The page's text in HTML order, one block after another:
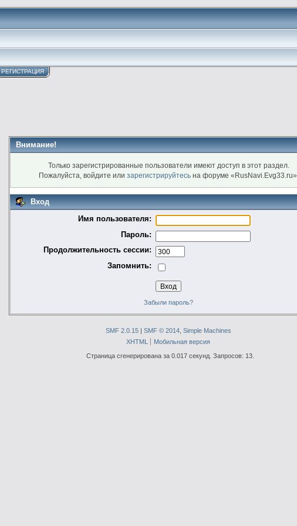
РЕГИСТРАЦИЯ
Внимание!
Только зарегистрированные пользователи имеют доступ в этот раздел.
Пожалуйста, войдите или зарегистрируйтесьна форуме «RusNavi.Evg33.ru».
Вход
Имя пользователя:
Пароль:
Продолжительность сессии:
Запомнить:
Забыли пароль?
SMF 2.0.15 | SMF © 2014 Simple Machines
XHTML
Мобильная версия
Страница сгенерирована за 0.017 секунд. Запросов: 13.